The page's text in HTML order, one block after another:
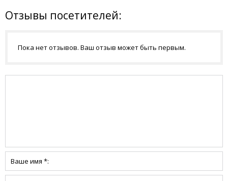
Отзывы посетителей:
Пока нет отзывов. Ваш отзыв может быть первым.